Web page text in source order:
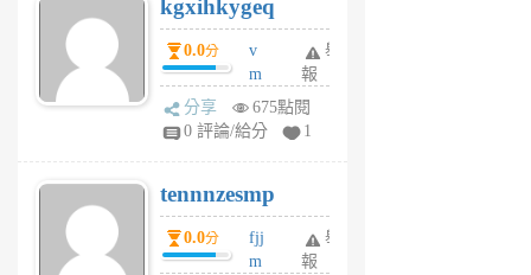
6
個
月
前
kgxihkygeq
0.0分
v
m
sg
sr
6
個
月
前
舉
報
分享
675點閱
0 評論/給分
1
tennnzesmp
0.0分
fjj
m
舉
報